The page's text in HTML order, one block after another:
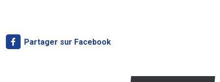
Partager sur Facebook